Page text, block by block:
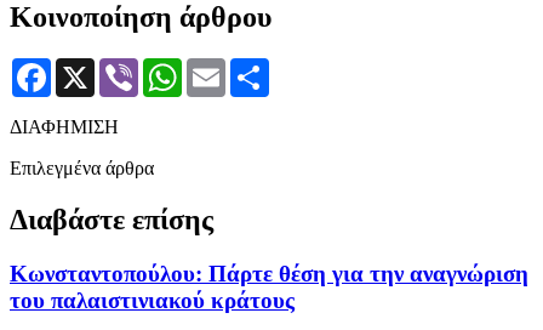
Κοινοποίηση άρθρου
Facebook
X Viber WhatsApp
Email
ΔΙΑΦΗΜΙΣΗ
Επιλεγμένα άρθρα
Διαβάστε επίσης
Κωνσταντοπούλου: Πάρτε θέση για την αναγνώριση
του παλαιστινιακού κράτους